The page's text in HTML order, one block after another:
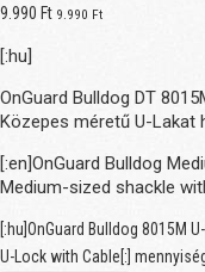
9.990 Ft 9.990 Ft
[:hu]
OnGuard Bulldog DT
Közepes méretű U-Lakat
[:en]OnGuard Bulldog
Medium-sized shackle
[:hu]OnGuard Bulldog 8015M
U-Lock with Cable[:]